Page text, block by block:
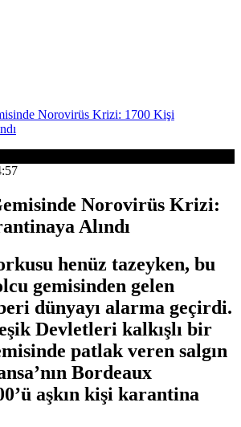
Norovirüs Krizi: 1700 Kişi
Norovirüs Krizi:
Alındı
henüz tazeyken, bu
gemisinden gelen
dünyayı alarma geçirdi.
Devletleri kalkışlı bir
patlak veren salgın
Bordeaux
aşkın kişi karantina